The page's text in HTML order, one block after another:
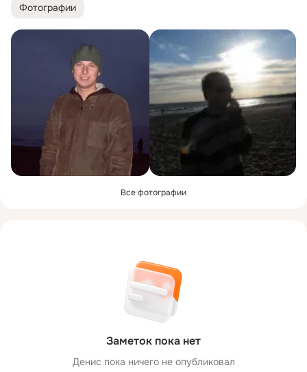
Фотографии
Все фотографии
Заметок пока нет
Денис пока ничего не опубликовал